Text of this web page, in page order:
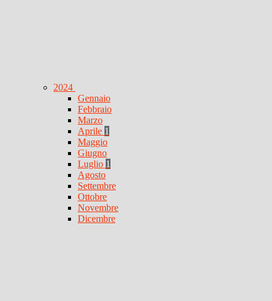
2024
Gennaio
Febbraio
Marzo
Aprile 1
Maggio
Giugno
Luglio 1
Agosto
Settembre
Ottobre
Novembre
Dicembre